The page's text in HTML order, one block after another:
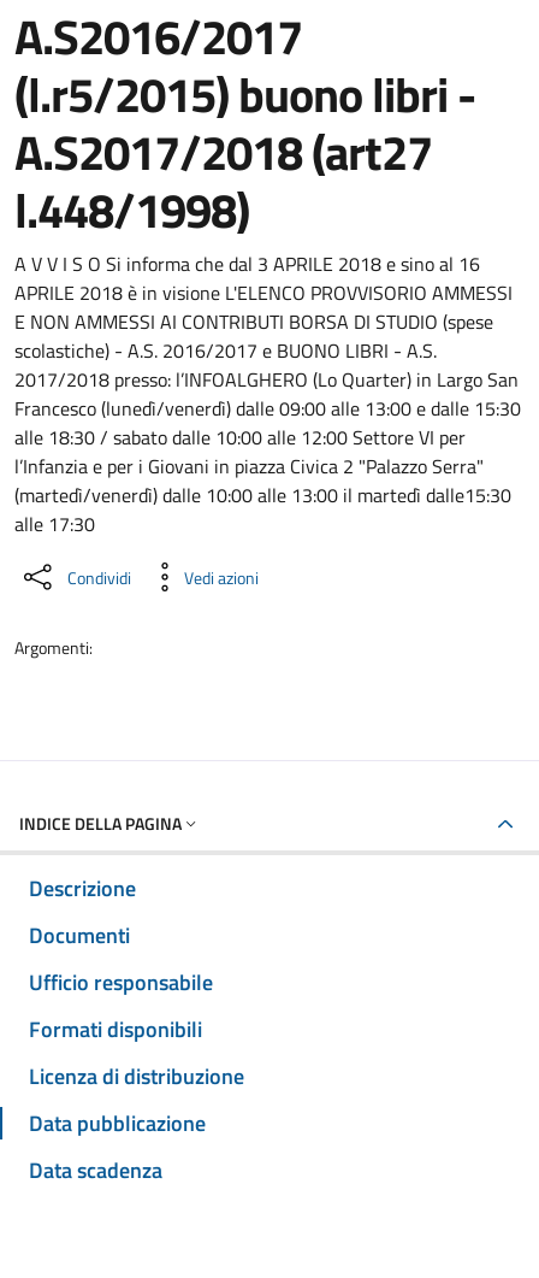
A.S2016/2017
(l.r5/2015) buono libri -
A.S2017/2018 (art27
l.448/1998)
Dettaglio del documento
A V V I S O Si informa che dal 3 APRILE 2018 e sino al 16
APRILE 2018 è in visione L'ELENCO PROVVISORIO AMMESSI
E NON AMMESSI AI CONTRIBUTI BORSA DI STUDIO (spese
scolastiche) - A.S. 2016/2017 e BUONO LIBRI - A.S.
2017/2018 presso: l’INFOALGHERO (Lo Quarter) in Largo San
Francesco (lunedì/venerdì) dalle 09:00 alle 13:00 e dalle 15:30
alle 18:30 / sabato dalle 10:00 alle 12:00 Settore VI per
l’Infanzia e per i Giovani in piazza Civica 2 "Palazzo Serra"
(martedì/venerdì) dalle 10:00 alle 13:00 il martedì dalle15:30
alle 17:30
Condividi Vedi azioni
Argomenti:
INDICE DELLA PAGINA
Descrizione
Documenti
Ufficio responsabile
Formati disponibili
Licenza di distribuzione
Data pubblicazione
Data scadenza